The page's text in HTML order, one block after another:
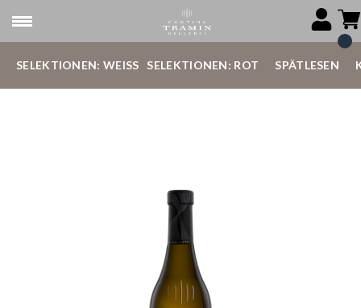
SELEKTIONEN: WEISS SELEKTIONEN: ROT SPÄTLESEN